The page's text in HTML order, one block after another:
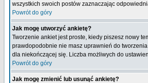
wszystkich swoich postów zaznaczając
Powrót do góry
Jak mogę utworzyć ankietę?
Tworzenie ankiet jest proste, kiedy piszesz nowy
prawdopodobnie nie masz uprawnień do
dla niekończącej się. Liczba możliwych do
Powrót do góry
Jak mogę zmienić lub usunąć ankietę?